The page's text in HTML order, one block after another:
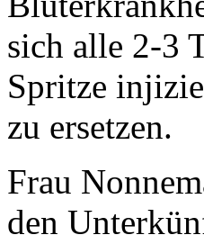
sich alle 2-3
Spritze
zu ersetzen.
Frau
den